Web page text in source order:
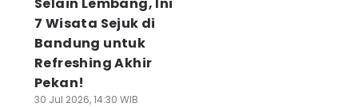
7 Wisata Sejuk di
Bandung untuk
Refreshing Akhir
Pekan!
30 Jul 2026, 14:30 WIB